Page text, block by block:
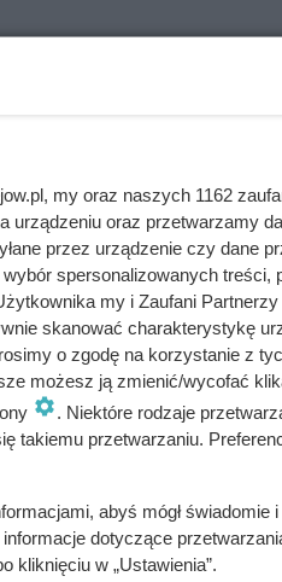
Wielu już nigdy nie
przed starszą o 30 lat Anną.
my oraz naszych 1162
urządzeniu oraz przetwarzamy
przez urządzenie czy dane
spersonalizowanych treści,
my i Zaufani
skanować charakterystykę
o zgodę na korzystanie z
możesz ją zmienić/wycofać
. Niektóre rodzaje
takiemu przetwarzaniu.
abyś mógł
dotyczące
kliknięciu w „Ustawienia”.